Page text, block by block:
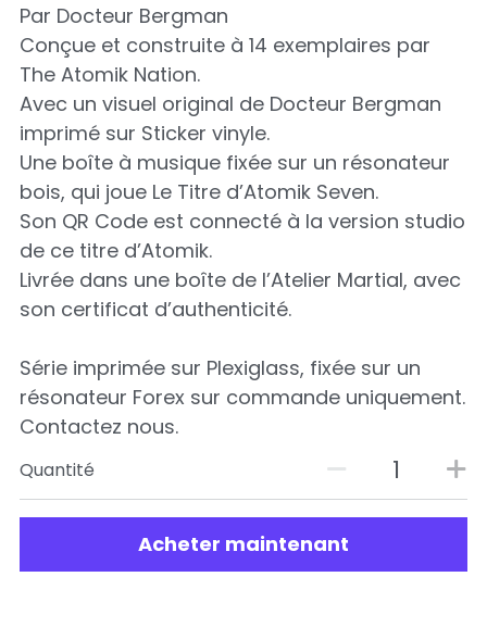
Par Docteur Bergman
Conçue et construite à 14 exemplaires par
The Atomik Nation.
Avec un visuel original de Docteur Bergman
imprimé sur Sticker vinyle.
Une boîte à musique fixée sur un résonateur
bois, qui joue Le Titre d’Atomik Seven.
Son QR Code est connecté à la version studio
de ce titre d’Atomik.
Livrée dans une boîte de l’Atelier Martial, avec
son certificat d’authenticité.
Série imprimée sur Plexiglass, fixée sur un
résonateur Forex sur commande uniquement.
Contactez nous.
Quantité
Acheter maintenant